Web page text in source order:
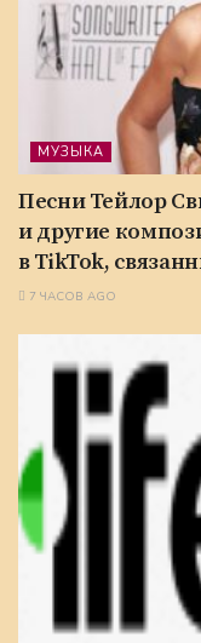
МУЗЫКА
Песни Тейлор
и другие
в TikTok,
7 ЧАСОВ AGO